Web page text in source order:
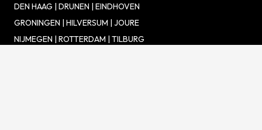
DEN HAAG | DRUNEN | EINDHOVEN
GRONINGEN | HILVERSUM | JOURE
NIJMEGEN | ROTTERDAM | TILBURG